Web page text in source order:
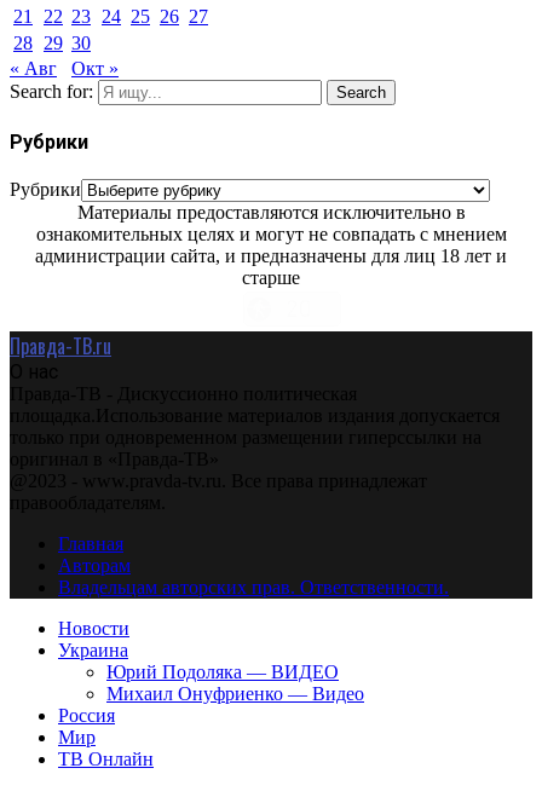
21 22 23 24 25 26 27
28 29 30
« Авг
Окт »
Search for:
Search
Рубрики
Рубрики
Материалы предоставляются исключительно в
ознакомительных целях и могут не совпадать с мнением
администрации сайта, и предназначены для лиц 18 лет и
старше
Правда-ТВ.ru
О нас
Правда-ТВ - Дискуссионно политическая
площадка.Использование материалов издания допускается
только при одновременном размещении гиперссылки на
оригинал в «Правда-ТВ»
@2023 - www.pravda-tv.ru. Все права принадлежат
правообладателям.
Главная
Авторам
Владельцам авторских прав. Ответственности.
Новости
Украина
Юрий Подоляка — ВИДЕО
Михаил Онуфриенко — Видео
Россия
Мир
ТВ Онлайн